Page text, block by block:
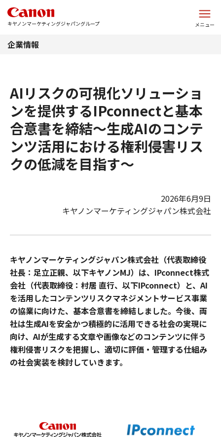
キヤノンマーケティングジャパングループ メニュー
企業情報
AIリスクの可視化ソリューショ
ンを提供するIPconnectと基本
合意書を締結～生成AIのコンテ
ンツ活用における権利侵害リス
クの低減を目指す～
2026年6月9日
キヤノンマーケティングジャパン株式会社
キヤノンマーケティングジャパン株式会社（代表取締役
社長：足立正親、以下キヤノンMJ）は、IPconnect株式
会社（代表取締役：村居 直行、以下IPconnect）と、AI
を活用したコンテンツリスクマネジメントサービス事業
の協業に向けた、基本合意書を締結しました。今後、両
社は生成AIを安全かつ積極的に活用できる社会の実現に
向け、AIが生成する文章や画像などのコンテンツに伴う
権利侵害リスクを把握し、適切に評価・管理する仕組み
の社会実装を検討していきます。